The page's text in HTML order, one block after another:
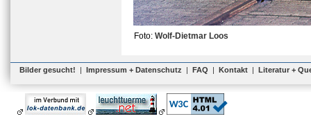
Foto: Wolf-Dietmar Loos
Bilder gesucht! | Impressum + Datenschutz | FAQ | Kontakt | Literatur +